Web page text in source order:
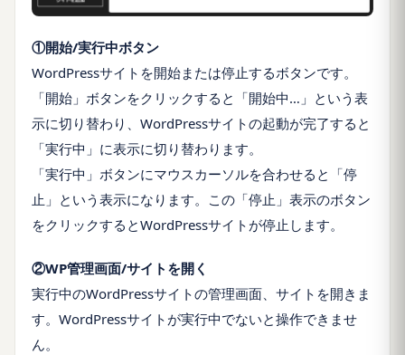
①開始/実行中ボタン
WordPressサイトを開始または停止するボタンです。
「開始」ボタンをクリックすると「開始中…」という表
示に切り替わり、WordPressサイトの起動が完了すると
「実行中」に表示に切り替わります。
「実行中」ボタンにマウスカーソルを合わせると「停
止」という表示になります。この「停止」表示のボタン
をクリックするとWordPressサイトが停止します。
②WP管理画面/サイトを開く
実行中のWordPressサイトの管理画面、サイトを開きま
す。WordPressサイトが実行中でないと操作できませ
ん。